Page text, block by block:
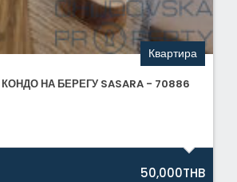
Квартира
НА БЕРЕГУ SASARA - 70886
50,000THB